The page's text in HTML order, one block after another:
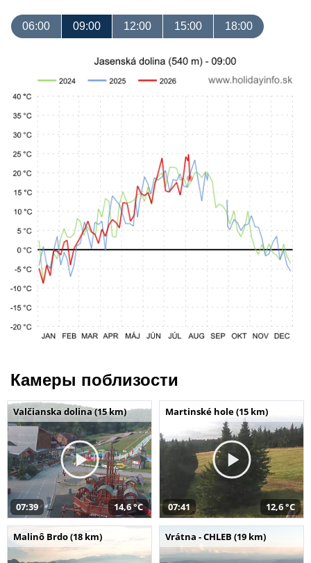
06:00 09:00 12:00 15:00 18:00
Камеры поблизости
Valčianska dolina (15 km)
07:39 14,6 °C
Martinské hole (15 km)
07:41 12,6 °C
Malinô Brdo (18 km) Vrátna - CHLEB (19 km)